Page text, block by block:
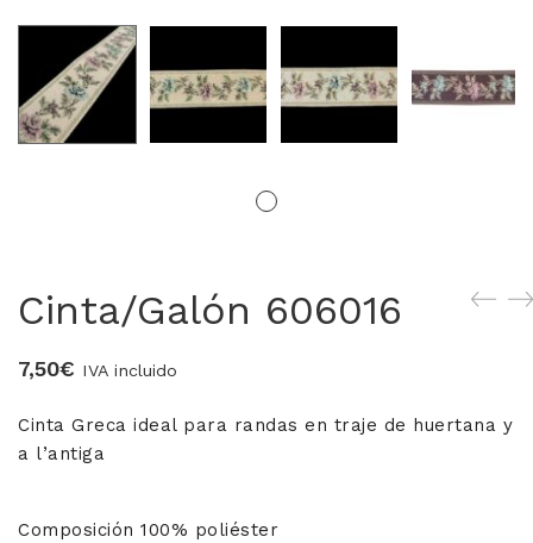
Blusones falleros
CONFECCIÓN PROPIA
OUTLET FALLERA
¡No te pierdas nuestras ofertas!
Cinta/Galón 606016
7,50€ IVA incluido
Cinta Greca ideal para randas en traje de huertana y
a l’antiga
Composición 100% poliéster